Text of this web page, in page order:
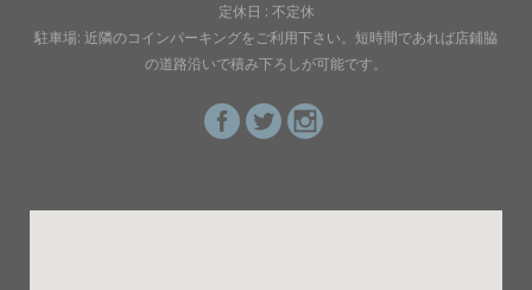
定休日 : 不定休
駐車場: 近隣のコインパーキングをご利用下さい。短時間であれば店鋪脇
の道路沿いで積み下ろしが可能です。